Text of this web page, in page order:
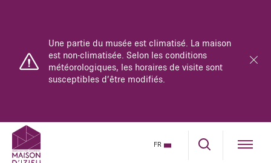
Une partie du musée est climatisé. La maison
est non-climatisée. Selon les conditions
météorologiques, les horaires de visite sont
susceptibles d’être modifiés.
FR